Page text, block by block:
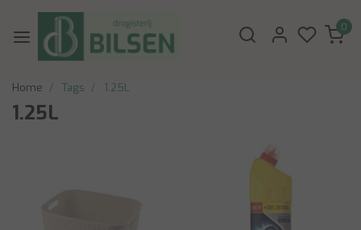
0
Home Tags 1.25L
1.25L